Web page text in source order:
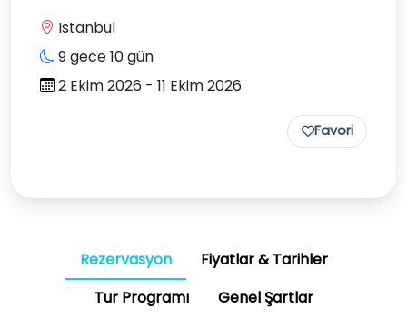
Istanbul
9 gece 10 gün
2 Ekim 2026 - 11 Ekim 2026
Favori
Rezervasyon
Fiyatlar & Tarihler
Tur Programı
Genel Şartlar